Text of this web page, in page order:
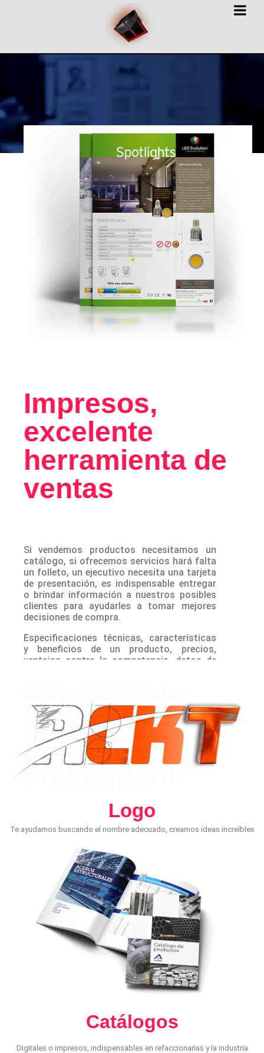
Impresos,
excelente
herramienta de
ventas
Si vendemos productos necesitamos un
catálogo, si ofrecemos servicios hará falta
un folleto, un ejecutivo necesita una tarjeta
de presentación, es indispensable entregar
o brindar información a nuestros posibles
clientes para ayudarles a tomar mejores
decisiones de compra.
Especificaciones técnicas, características
y beneficios de un producto, precios,
ventajas contra la competencia, datos de
formatos y te entregamos opciones listas
para dar la mejor impresión.
Logo
Te ayudamos buscando el nombre adecuado, creamos ideas increíbles
Catálogos
Digitales o impresos, indispensables en refaccionarias y la industria